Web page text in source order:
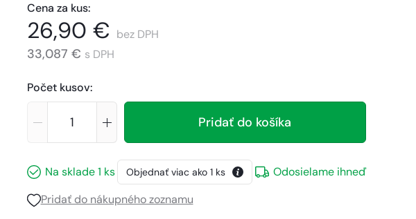
Cena za kus:
26,90 € bez DPH
33,087 € s DPH
Počet kusov:
Pridať do košíka
Na sklade 1 ks Objednať viac ako 1 ks
Odosielame ihneď
Pridať do nákupného zoznamu